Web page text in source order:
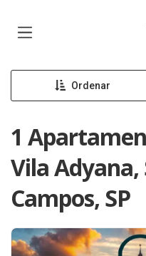
Ordenar
1
Vila Adyana,
Campos, SP